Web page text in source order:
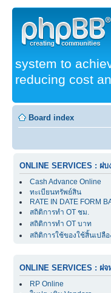
system to
reducing cost
Board index
ONLINE SERVICES : ฝบ
Cash Advance Online
ทะเบียนทรัพย์สิน
RATE IN DATE FORM
สถิติการทำ OT ชม.
สถิติการทำ OT บาท
สถิติการใช้ของใช้สิ้นเปลือ
ONLINE SERVICES : ฝจ
RP Online